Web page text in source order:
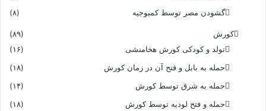
گشودن مصر توسط کمبوجیه
(۸)
کورش
(۸۹)
تولد و کودکی کورش هخامنشی
(۱۶)
حمله به بابل و فتح آن در زمان کورش
(۱۸)
حمله به شرق توسط کورش
(۱۴)
حمله و فتح لودیه توسط کورش
(۱۸)